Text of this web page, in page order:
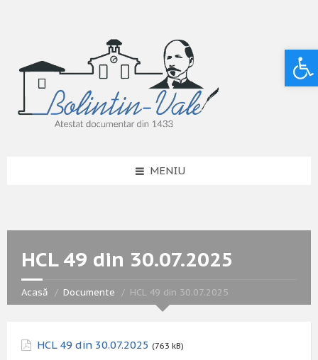
MENIU
HCL 49 din 30.07.2025
Acasă Documente HCL 49 din 30.07.2025
HCL 49 din 30.07.2025 (763 kB)
Deschide bara de unelte